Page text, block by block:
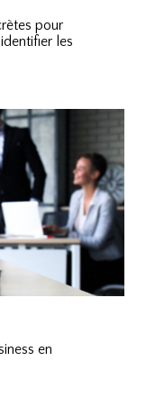
pour
les
en